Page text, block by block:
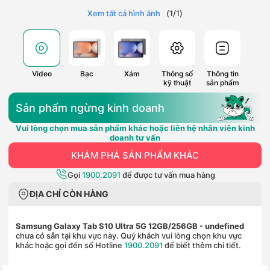
Xem tất cả hình ảnh (1/1)
Video Bạc Xám
Thông số
kỹ thuật
Thông tin
sản phẩm
Sản phẩm ngừng kinh doanh
Vui lòng chọn mua sản phẩm khác hoặc liên hệ nhân viên kinh
doanh tư vấn
KHÁM PHÁ SẢN PHẨM KHÁC
Gọi1900.2091 để được tư vấn mua hàng
ĐỊA CHỈ CÒN HÀNG
Samsung Galaxy Tab S10 Ultra 5G 12GB/256GB - undefined
chưa có sẵn tại khu vực này. Quý khách vui lòng chọn khu vực
khác hoặc gọi đến số Hotline 1900.2091 để biết thêm chi tiết.